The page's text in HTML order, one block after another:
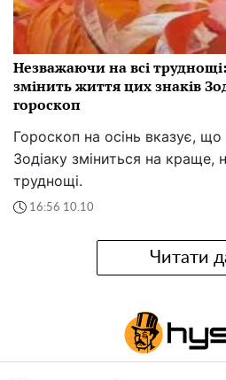
Незважаючи на всі
змінить життя цих знаків
гороскоп
Гороскоп на осінь вказує,
Зодіаку зміниться на краще,
труднощі.
16:56 10.10
Читати